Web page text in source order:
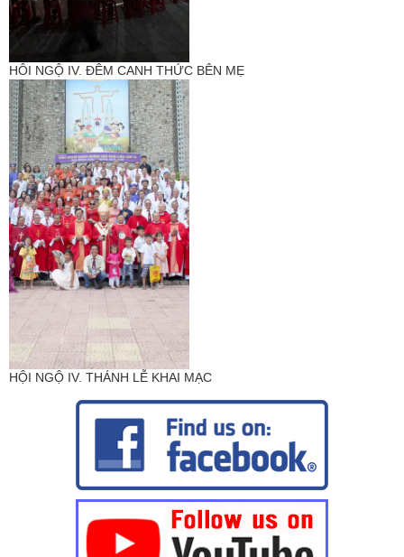
HÔI NGỘ IV. ĐÊM CANH THỨC BÊN MẸ
HỘI NGỘ IV. THÁNH LỄ KHAI MẠC